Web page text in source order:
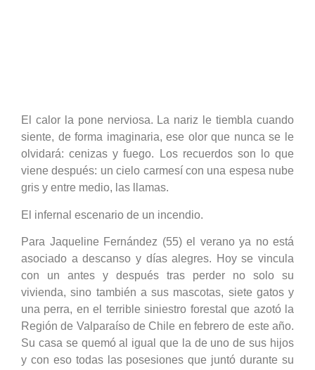
El calor la pone nerviosa. La nariz le tiembla cuando
siente, de forma imaginaria, ese olor que nunca se le
olvidará: cenizas y fuego. Los recuerdos son lo que
viene después: un cielo carmesí con una espesa nube
gris y entre medio, las llamas.
El infernal escenario de un incendio.
Para Jaqueline Fernández (55) el verano ya no está
asociado a descanso y días alegres. Hoy se vincula
con un antes y después tras perder no solo su
vivienda, sino también a sus mascotas, siete gatos y
una perra, en el terrible siniestro forestal que azotó la
Región de Valparaíso de Chile en febrero de este año.
Su casa se quemó al igual que la de uno de sus hijos
y con eso todas las posesiones que juntó durante su